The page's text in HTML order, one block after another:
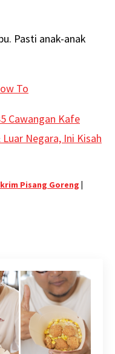
Pasti anak-anak
To
Cawangan Kafe
Negara, Ini Kisah
Pisang Goreng |